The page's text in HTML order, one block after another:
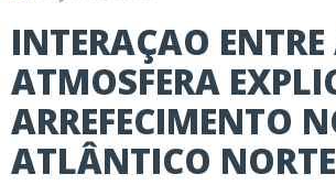
INTERAÇAO
ATMOSFERA
ARREFECIMENTO
ATLÂNTICO NORTE